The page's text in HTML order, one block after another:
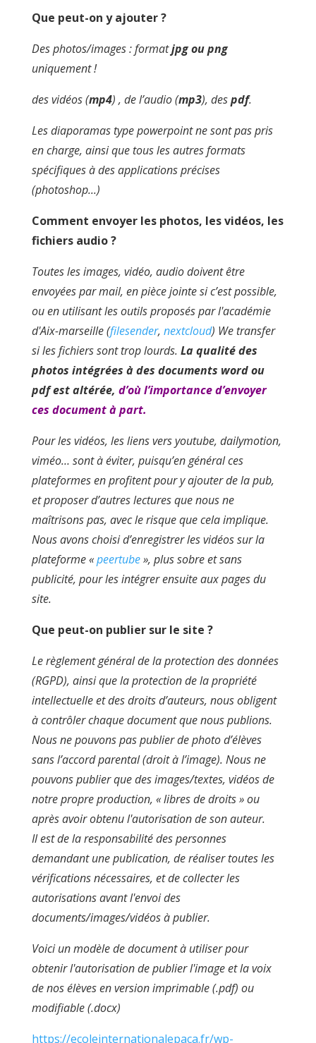
Que peut-on y ajouter ?
Des photos/images : formatjpg ou png
uniquement !
des vidéos (mp4) , de l’audio (mp3), despdf.
Les diaporamas type powerpoint ne sont pas pris
en charge, ainsi que tous les autres formats
spécifiques à des applications précises
(photoshop...)
Comment envoyer les photos, les vidéos, les
fichiers audio ?
Toutes les images, vidéo, audio doivent être
envoyées par mail, en pièce jointe si c’est possible,
ou en utilisant les outils proposés par l'académie
d'Aix-marseille (filesender, nextcloud) We transfer
si les fichiers sont trop lourds. La qualité des
photos intégrées à des documents word ou
pdf est altérée, d’où l’importance d’envoyer
ces document à part.
Pour les vidéos, les liens vers youtube, dailymotion,
viméo… sont à éviter, puisqu’en général ces
plateformes en profitent pour y ajouter de la pub,
et proposer d’autres lectures que nous ne
maîtrisons pas, avec le risque que cela implique.
Nous avons choisi d’enregistrer les vidéos sur la
plateforme «peertube», plus sobre et sans
publicité, pour les intégrer ensuite aux pages du
site.
Que peut-on publier sur le site ?
Le règlement général de la protection des données
(RGPD), ainsi que la protection de la propriété
intellectuelle et des droits d’auteurs, nous obligent
à contrôler chaque document que nous publions.
Nous ne pouvons pas publier de photo d’élèves
sans l’accord parental (droit à l’image). Nous ne
pouvons publier que des images/textes, vidéos de
notre propre production, « libres de droits » ou
après avoir obtenu l'autorisation de son auteur.
Il est de la responsabilité des personnes
demandant une publication, de réaliser toutes les
vérifications nécessaires, et de collecter les
autorisations avant l'envoi des
documents/images/vidéos à publier.
Voici un modèle de document à utiliser pour
obtenir l'autorisation de publier l'image et la voix
de nos élèves en version imprimable (.pdf) ou
modifiable (.docx)
https://ecoleinternationalepaca.fr/wp-